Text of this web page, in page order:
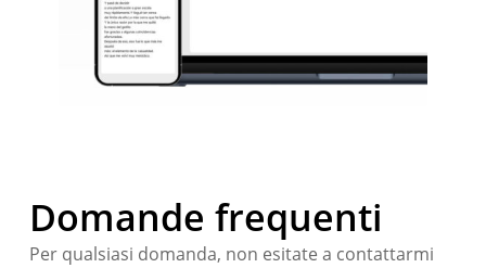
Domande frequenti
Per qualsiasi domanda, non esitate a contattarmi